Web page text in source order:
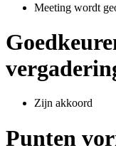
Meeting wordt
Zijn akkoord
Punten